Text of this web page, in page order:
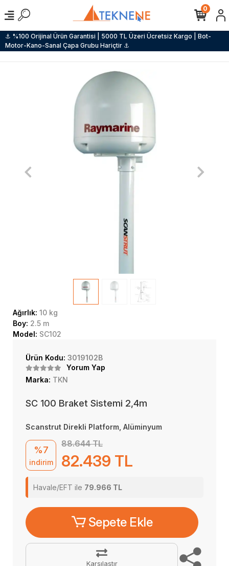
⚓ %100 Orijinal Ürün Garantisi | 5000 TL Üzeri Ücretsiz Kargo | Bot-
Motor-Kano-Sanal Çapa Grubu Hariçtir ⚓
0
Ağırlık: 10 kg
Boy: 2.5 m
Model: SC102
Ürün Kodu: 3019102B
Yorum Yap
Marka: TKN
SC 100 Braket Sistemi 2,4m
Scanstrut Direkli Platform, Alüminyum
%7
indirim
88.644 TL
82.439 TL
Havale/EFT ile 79.966 TL
Sepete Ekle
Karşılaştır